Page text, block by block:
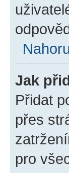
Jak
Přidat
přes
pro